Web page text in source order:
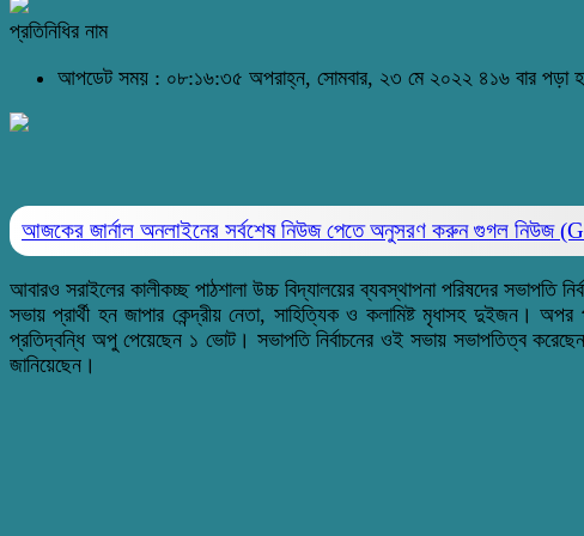
প্রতিনিধির নাম
আপডেট সময় : ০৮:১৬:৩৫ অপরাহ্ন, সোমবার, ২৩ মে ২০২২ ৪১৬ বার পড়া
আজকের জার্নাল অনলাইনের সর্বশেষ নিউজ পেতে অনুসরণ করুনগুগল নিউজ
আবারও সরাইলের কালীকচ্ছ পাঠশালা উচ্চ বিদ্যালয়ের ব্যবস্থাপনা পরিষদের
সভায় প্রার্থী হন জাপার কেন্দ্রীয় নেতা, সাহিত্যিক ও কলামিষ্ট মৃধাসহ দুইজন।
প্রতিদ্বন্ধি অপু পেয়েছেন ১ ভোট। সভাপতি নির্বাচনের ওই সভায় সভাপতিত্ব করেছেন
জানিয়েছেন।